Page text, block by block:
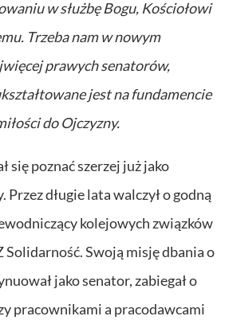
w służbę Bogu, Kościołowi
Trzeba nam w nowym
prawych senatorów,
jest na fundamencie
do Ojczyzny.
się poznać szerzej już jako
Przez długie lata walczył o godną
kolejowych związków
Solidarność. Swoją misję dbania o
jako senator, zabiegał o
pracownikami a pracodawcami